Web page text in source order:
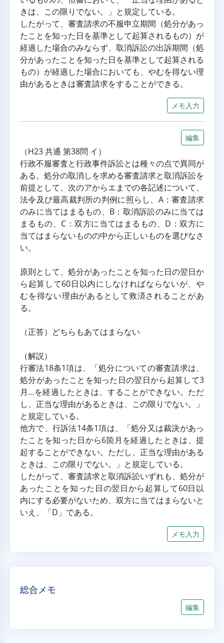
きは、この限りでない。」と規定している。
したがって、審査請求の不服申立期間（処分があっ
たことを知った日を基準として起算されるもの）が
経過した場合のみならず、取消訴訟の出訴期間（処
分があったことを知った日を基準として起算される
もの）が経過した場合においても、やむを得ない理
由があるときは審査請求をすることができる。
メモ入力
編集
（H23 共通 第38問 イ）
行政不服審査と行政事件訴訟とは種々の点で異同が
ある。処分の取消しを求める審査請求と取消訴訟を
前提として、次のアからエまでの各記述について、
法令及び最高裁判所の判例に照らし、A：審査請求
のみに当てはまるもの、B：取消訴訟のみに当ては
まるもの、C：双方に当てはまるもの、D：双方に
当てはまらないものの中から正しいものを選びなさ
い。
原則として、処分があったことを知った日の翌日か
ら起算して60日以内にしなければならないが、や
むを得ない理由があるとして救済されることがあ
る。
（正答）どちらもあてはまらない
（解説）
行審法18条1項は、「処分についての審査請求は、
処分があったことを知った日の翌日から起算して3
月…を経過したときは、することができない。ただ
し、正当な理由があるときは、この限りでない。」
と規定している。
他方で、行訴法14条1項は、「処分又は裁決があっ
たことを知った日から6箇月を経過したときは、提
起することができない。ただし、正当な理由がある
ときは、この限りでない。」と規定している。
したがって、審査請求と取消訴訟いずれも、処分が
あったことを知った日の翌日から起算して60日以
内にする必要がないため、双方に当てはまらないと
いえ、「D」である。
メモ入力
総合メモ
編集